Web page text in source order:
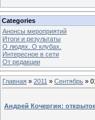
Categories
Анонсы мероприятий
Итоги и результаты
О людях. О клубах.
Интересное в сети
От редакции
Главная » 2011 » Сентябрь »
Андрей Кочергин: